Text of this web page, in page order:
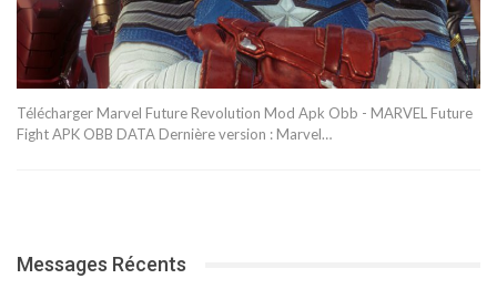
Télécharger Marvel Future Revolution Mod Apk Obb - MARVEL Future
Fight APK OBB DATA Dernière version : Marvel…
Messages Récents